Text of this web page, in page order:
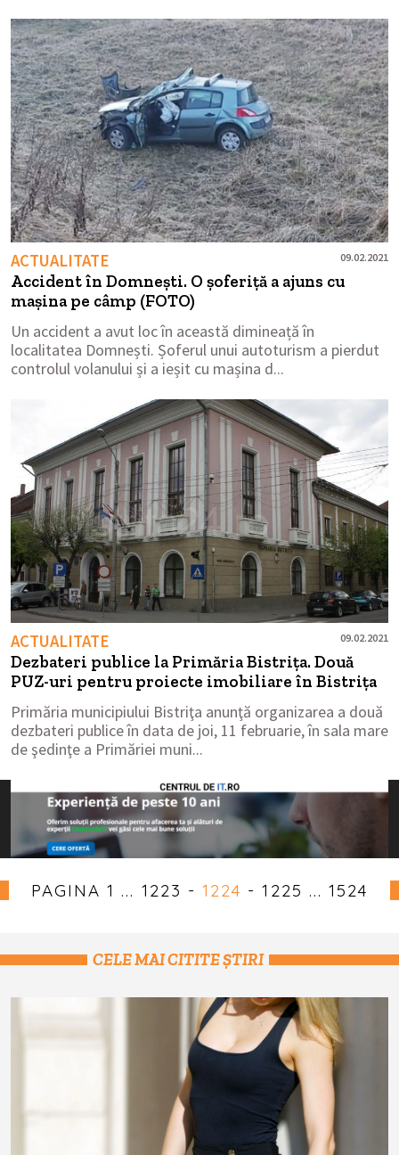
ACTUALITATE 09.02.2021
Accident în Domnești. O șoferiță a ajuns cu
mașina pe câmp (FOTO)
Un accident a avut loc în această dimineață în
localitatea Domnești. Șoferul unui autoturism a pierdut
controlul volanului și a ieșit cu mașina d...
ACTUALITATE 09.02.2021
Dezbateri publice la Primăria Bistrița. Două
PUZ-uri pentru proiecte imobiliare în Bistrița
Primăria municipiului Bistriţa anunţă organizarea a două
dezbateri publice în data de joi, 11 februarie, în sala mare
de şedinţe a Primăriei muni...
PAGINA1 ... 1223 - 1224 -1225 ...1524
CELE MAI CITITE ȘTIRI